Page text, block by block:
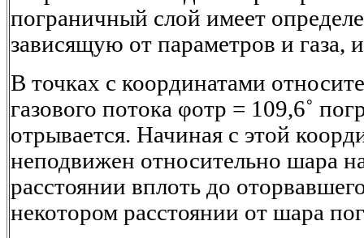
пограничный слой имеет
зависящую от параметров и газа,
В точках с координатами
газового потока φотр = 109,6˚
отрывается. Начиная с этой
неподвижен относительно шара
расстоянии вплоть до
некотором расстоянии от шара